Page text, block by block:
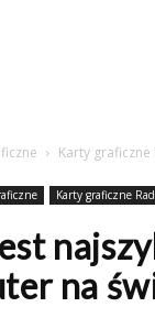
Karty graficzne
Karty graficzne
na